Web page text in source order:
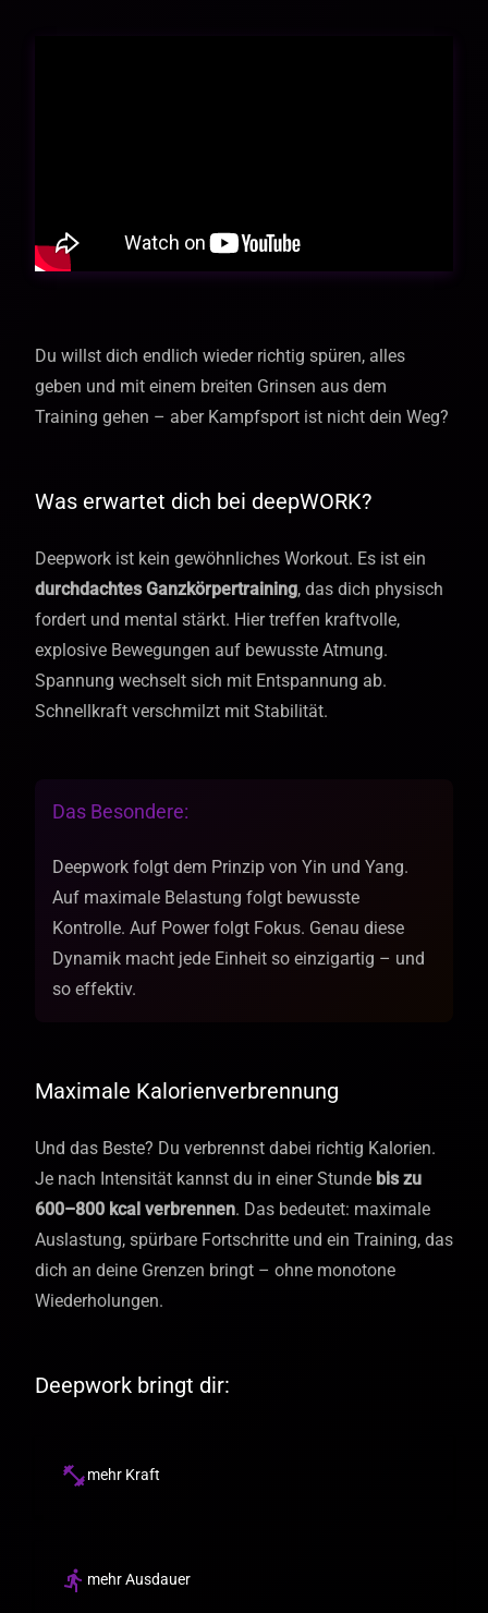
Du willst dich endlich wieder richtig spüren, alles
geben und mit einem breiten Grinsen aus dem
Training gehen – aber Kampfsport ist nicht dein Weg?
Was erwartet dich bei deepWORK?
Deepwork ist kein gewöhnliches Workout. Es ist ein
durchdachtes Ganzkörpertraining, das dich physisch
fordert und mental stärkt. Hier treffen kraftvolle,
explosive Bewegungen auf bewusste Atmung.
Spannung wechselt sich mit Entspannung ab.
Schnellkraft verschmilzt mit Stabilität.
Das Besondere:
Deepwork folgt dem Prinzip von Yin und Yang.
Auf maximale Belastung folgt bewusste
Kontrolle. Auf Power folgt Fokus. Genau diese
Dynamik macht jede Einheit so einzigartig – und
so effektiv.
Maximale Kalorienverbrennung
Und das Beste? Du verbrennst dabei richtig Kalorien.
Je nach Intensität kannst du in einer Stunde bis zu
600–800 kcal verbrennen. Das bedeutet: maximale
Auslastung, spürbare Fortschritte und ein Training, das
dich an deine Grenzen bringt – ohne monotone
Wiederholungen.
Deepwork bringt dir:
fitness_centermehr Kraft
directions_run mehr Ausdauer